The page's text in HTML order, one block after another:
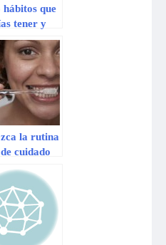
hábitos que
tener y
tu
la rutina
cuidado